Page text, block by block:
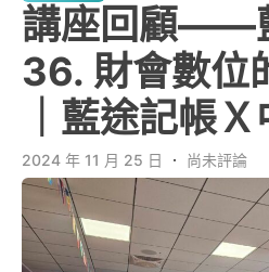
講座回顧——
36. 財會數位
｜藍途記帳
2024 年 11 月 25 日 ． 尚未評論